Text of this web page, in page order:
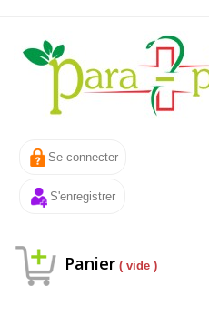
Se connecter
S'enregistrer
Panier ( vide )